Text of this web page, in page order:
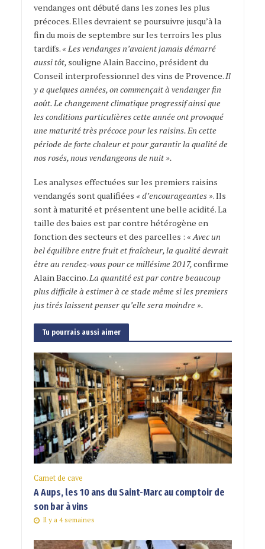
vendanges ont débuté dans les zones les plus
précoces. Elles devraient se poursuivre jusqu’à la
fin du mois de septembre sur les terroirs les plus
tardifs. « Les vendanges n’avaient jamais démarré
aussi tôt, souligne Alain Baccino, président du
Conseil interprofessionnel des vins de Provence.Il
y a quelques années, on commençait à vendanger fin
août. Le changement climatique progressif ainsi que
les conditions particulières cette année ont provoqué
une maturité très précoce pour les raisins. En cette
période de forte chaleur et pour garantir la qualité de
nos rosés, nous vendangeons de nuit ».
Les analyses effectuées sur les premiers raisins
vendangés sont qualifiées « d’encourageantes ». Ils
sont à maturité et présentent une belle acidité. La
taille des baies est par contre hétérogène en
fonction des secteurs et des parcelles : «Avec un
bel équilibre entre fruit et fraîcheur, la qualité devrait
être au rendez-vous pour ce millésime 2017,confirme
Alain Baccino.La quantité est par contre beaucoup
plus difficile à estimer à ce stade même si les premiers
jus tirés laissent penser qu’elle sera moindre ».
Tu pourrais aussi aimer
Carnet de cave
A Aups, les 10 ans du Saint-Marc au comptoir de
son bar à vins
Il y a 4 semaines